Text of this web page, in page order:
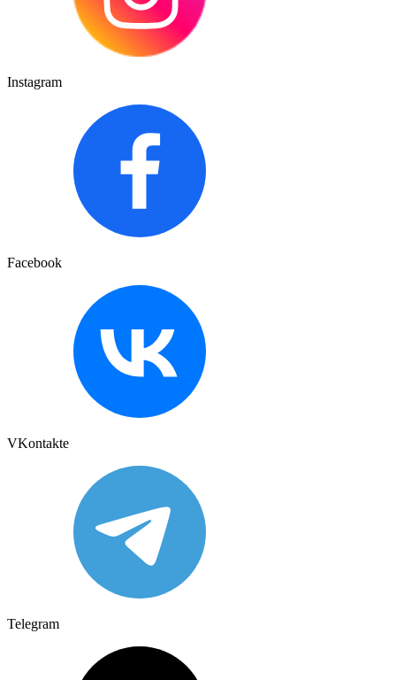
Instagram
Facebook
VKontakte
Telegram